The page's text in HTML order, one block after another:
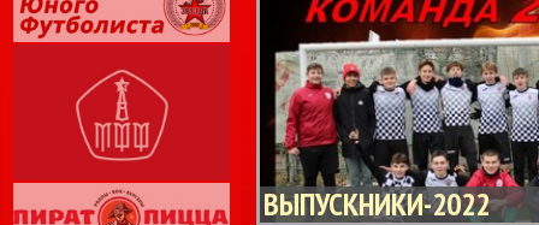
ВЫПУСКНИКИ-2022